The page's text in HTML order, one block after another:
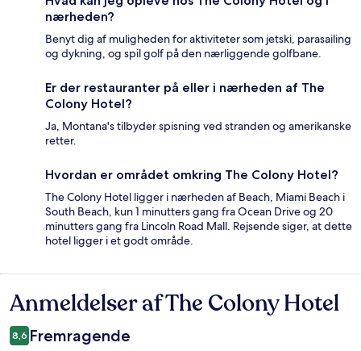
nærheden?
Benyt dig af muligheden for aktiviteter som jetski, parasailing
og dykning, og spil golf på den nærliggende golfbane.
Er der restauranter på eller i nærheden af The
Colony Hotel?
Ja, Montana's tilbyder spisning ved stranden og amerikanske
retter.
Hvordan er området omkring The Colony Hotel?
The Colony Hotel ligger i nærheden af Beach, Miami Beach i
South Beach, kun 1 minutters gang fra Ocean Drive og 20
minutters gang fra Lincoln Road Mall. Rejsende siger, at dette
hotel ligger i et godt område.
Anmeldelser
Anmeldelser af The Colony Hotel
8,6 Fremragende